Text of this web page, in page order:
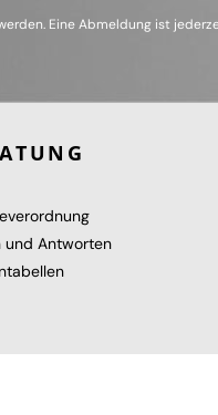
Eine Abmeldung ist
und Antworten